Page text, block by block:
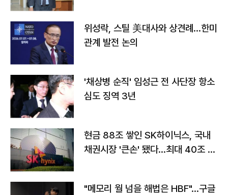
위성락, 스틸 美대사와 상견례…한미
관계 발전 논의
'채상병 순직' 임성근 전 사단장 항소
심도 징역 3년
현금 88조 쌓인 SK하이닉스, 국내
채권시장 '큰손' 됐다…최대 40조 투
"메모리 월 넘을 해법은 HBF"…구글